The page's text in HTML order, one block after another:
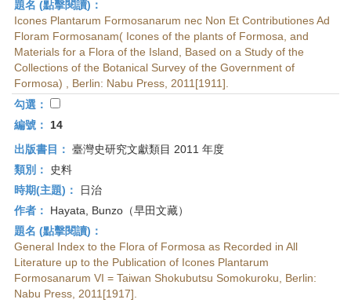
題名 (點擊閱讀)：
Icones Plantarum Formosanarum nec Non Et Contributiones Ad
Floram Formosanam( Icones of the plants of Formosa, and
Materials for a Flora of the Island, Based on a Study of the
Collections of the Botanical Survey of the Government of
Formosa) , Berlin: Nabu Press, 2011[1911].
勾選：
編號：
14
出版書目： 臺灣史研究文獻類目 2011 年度
類別：
史料
時期(主題)：
日治
作者：
Hayata, Bunzo（早田文藏）
題名 (點擊閱讀)：
General Index to the Flora of Formosa as Recorded in All
Literature up to the Publication of Icones Plantarum
Formosanarum VI = Taiwan Shokubutsu Somokuroku, Berlin:
Nabu Press, 2011[1917].